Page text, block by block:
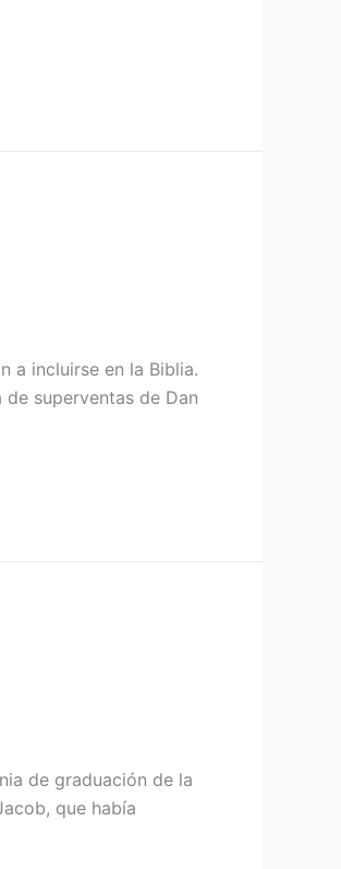
a incluirse en la Biblia.
superventas de Dan
de graduación de la
que había